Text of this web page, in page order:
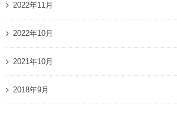
2022年11月
2022年10月
2021年10月
2018年9月